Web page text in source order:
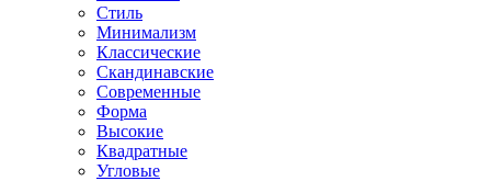
Стиль
Минимализм
Классические
Скандинавские
Современные
Форма
Высокие
Квадратные
Угловые